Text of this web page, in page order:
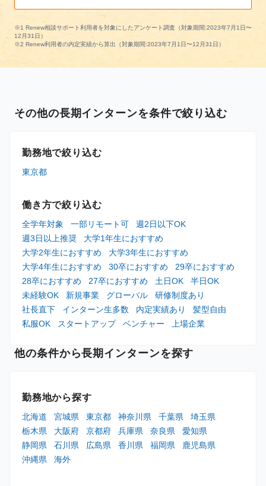
※1 Renew相談サポート利用者を対象にしたアンケート調査（対象期間:2023年7月1日〜
12月31日）
※2 Renew利用者の内定実績から算出（対象期間:2023年7月1日〜12月31日）
その他の長期インターンを条件で絞り込む
勤務地で絞り込む
東京都
働き方で絞り込む
全学年対象 一部リモート可
週2日以下OK
週3日以上推奨
大学1年生におすすめ
大学2年生におすすめ
大学3年生におすすめ
大学4年生におすすめ
30卒におすすめ
29卒におすすめ
28卒におすすめ
27卒におすすめ 土日OK
半日OK
未経験OK
新規事業 グローバル
研修制度あり
社長直下
インターン生多数 内定実績あり
髪型自由
私服OK
スタートアップ ベンチャー 上場企業
他の条件から長期インターンを探す
勤務地から探す
北海道 宮城県 東京都 神奈川県 千葉県
埼玉県
栃木県
大阪府 京都府 兵庫県 奈良県
愛知県
静岡県
石川県 広島県 香川県 福岡県
鹿児島県
沖縄県
海外